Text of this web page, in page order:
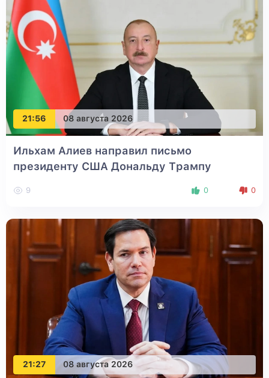
21:56 08 августа 2026
Ильхам Алиев направил письмо
президенту США Дональду Трампу
9 0 0
21:27 08 августа 2026